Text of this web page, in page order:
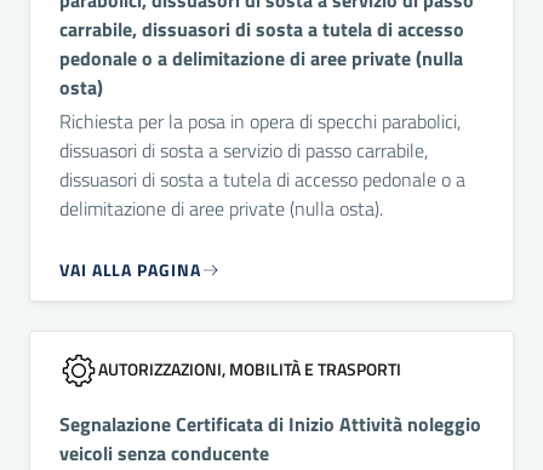
carrabile, dissuasori di sosta a tutela di accesso
pedonale o a delimitazione di aree private (nulla
osta)
Richiesta per la posa in opera di specchi parabolici,
dissuasori di sosta a servizio di passo carrabile,
dissuasori di sosta a tutela di accesso pedonale o a
delimitazione di aree private (nulla osta).
VAI ALLA PAGINA
AUTORIZZAZIONI, MOBILITÀ E TRASPORTI
Segnalazione Certificata di Inizio Attività noleggio
veicoli senza conducente